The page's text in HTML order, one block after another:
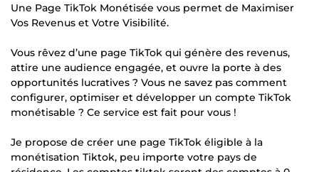
Une Page TikTok Monétisée vous permet de Maximiser
Vos Revenus et Votre Visibilité.
Vous rêvez d’une page TikTok qui génère des revenus,
attire une audience engagée, et ouvre la porte à des
opportunités lucratives ? Vous ne savez pas comment
configurer, optimiser et développer un compte TikTok
monétisable ? Ce service est fait pour vous !
Je propose de créer une page TikTok éligible à la
monétisation Tiktok, peu importe votre pays de